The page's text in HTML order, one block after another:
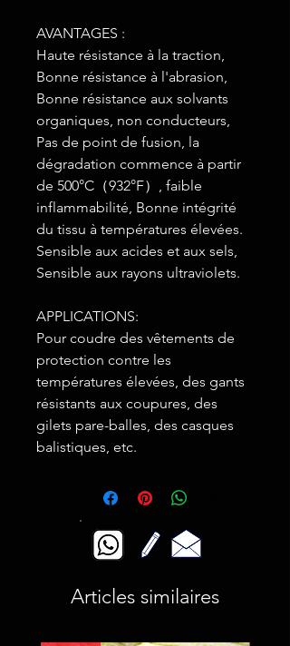
AVANTAGES :
Haute résistance à la traction,
Bonne résistance à l'abrasion,
Bonne résistance aux solvants
organiques, non conducteurs,
Pas de point de fusion, la
dégradation commence à partir
de 500°C（932°F）, faible
inflammabilité, Bonne intégrité
du tissu à températures élevées.
Sensible aux acides et aux sels,
Sensible aux rayons ultraviolets.
APPLICATIONS:
Pour coudre des vêtements de
protection contre les
températures élevées, des gants
résistants aux coupures, des
gilets pare-balles, des casques
balistiques, etc.
Articles similaires